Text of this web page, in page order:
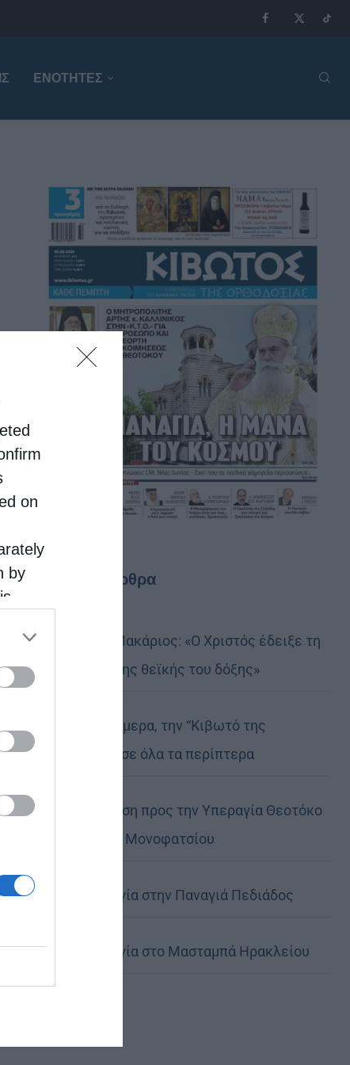
on
by
it to
ΕΝΟΤΗΤΕΣ
Τελευταία άρθρα
Αυστραλίας Μακάριος: «Ο Χριστός έδειξε τη
λαμπρότητα της θεϊκής του δόξης»
Μη χάσετε σήμερα, την “Κιβωτό της
Ορθοδοξίας”, σε όλα τα περίπτερα
Ιερά Παράκληση προς την Υπεραγία Θεοτόκο
στα Φαβριανά Μονοφατσίου
Θεία Λειτουργία στην Παναγιά Πεδιάδος
Θεία Λειτουργία στο Μασταμπά Ηρακλείου